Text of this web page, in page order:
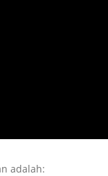
adalah: